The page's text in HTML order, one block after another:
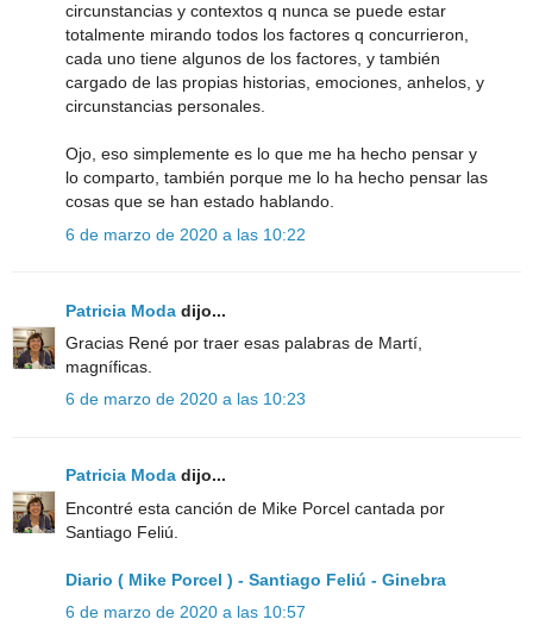
circunstancias y contextos q nunca se puede estar
totalmente mirando todos los factores q concurrieron,
cada uno tiene algunos de los factores, y también
cargado de las propias historias, emociones, anhelos, y
circunstancias personales.
Ojo, eso simplemente es lo que me ha hecho pensar y
lo comparto, también porque me lo ha hecho pensar las
cosas que se han estado hablando.
6 de marzo de 2020 a las 10:22
Patricia Moda dijo...
Gracias René por traer esas palabras de Martí,
magníficas.
6 de marzo de 2020 a las 10:23
Patricia Moda dijo...
Encontré esta canción de Mike Porcel cantada por
Santiago Feliú.
Diario ( Mike Porcel ) - Santiago Feliú - Ginebra
6 de marzo de 2020 a las 10:57